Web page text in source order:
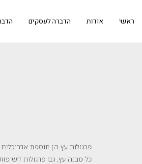
ראשי אודות הדברה לעסקים
פרגולות עץ הן תוספת
כל מבנה עץ, גם פרגולות